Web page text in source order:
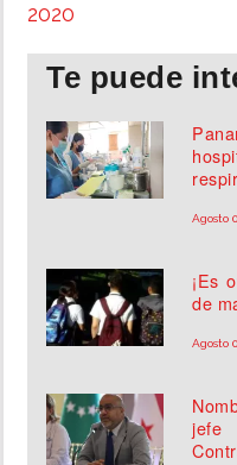
2020
Te puede
Agosto
¡Es
de
Agosto